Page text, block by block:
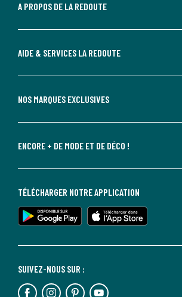
A PROPOS DE LA REDOUTE
AIDE & SERVICES LA REDOUTE
NOS MARQUES EXCLUSIVES
ENCORE + DE MODE ET DE DÉCO !
SUIVEZ-NOUS SUR :
TÉLÉCHARGER NOTRE APPLICATION